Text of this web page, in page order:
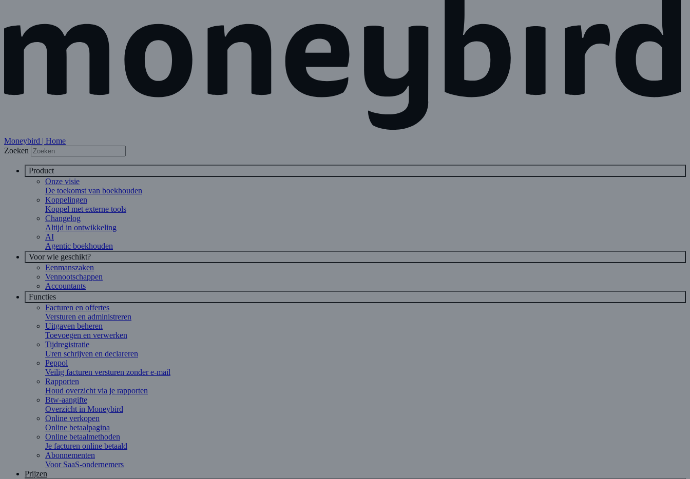
Moneybird | Home
Zoeken
Product
Onze visie
De toekomst van boekhouden
Koppelingen
Koppel met externe tools
Changelog
Altijd in ontwikkeling
AI
Agentic boekhouden
Voor wie geschikt?
Eenmanszaken
Vennootschappen
Accountants
Functies
Facturen en offertes
Versturen en administreren
Uitgaven beheren
Toevoegen en verwerken
Tijdregistratie
Uren schrijven en declareren
Peppol
Veilig facturen versturen zonder e-mail
Rapporten
Houd overzicht via je rapporten
Btw-aangifte
Overzicht in Moneybird
Online verkopen
Online betaalpagina
Online betaalmethoden
Je facturen online betaald
Abonnementen
Voor SaaS-ondernemers
Prijzen